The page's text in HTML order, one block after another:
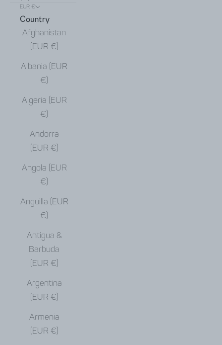
EUR €
Country
Afghanistan
(EUR €)
Albania (EUR
€)
Algeria (EUR
€)
Andorra
(EUR €)
Angola (EUR
€)
Anguilla (EUR
€)
Antigua &
Barbuda
(EUR €)
Argentina
(EUR €)
Armenia
(EUR €)